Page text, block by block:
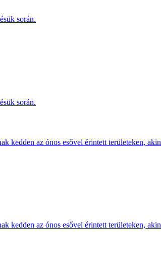
során.
során.
az ónos esővel érintett területeken,
az ónos esővel érintett területeken,